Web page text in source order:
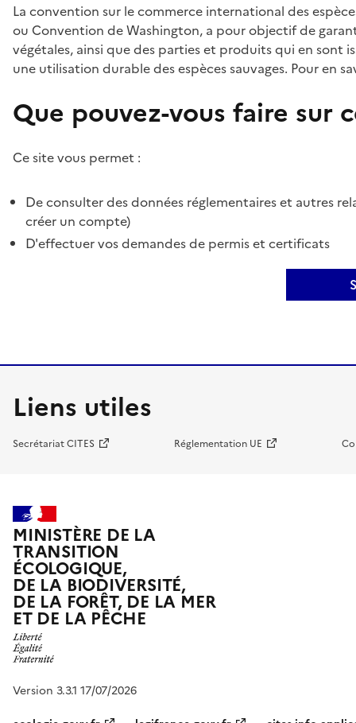
La convention sur le commerce international des
ou Convention de Washington, a pour objectif de
végétales, ainsi que des parties et produits qui en sont
une utilisation durable des espèces sauvages. Pour en
Que pouvez-vous faire sur
Ce site vous permet :
De consulter des données réglementaires et autres
créer un compte)
D'effectuer vos demandes de permis et certificats
Liens utiles
Secrétariat CITES Réglementation UE
MINISTÈRE DE LA
TRANSITION
ÉCOLOGIQUE,
DE LA BIODIVERSITÉ,
DE LA FORÊT, DE LA MER
ET DE LA PÊCHE
Version 3.3.1 17/07/2026